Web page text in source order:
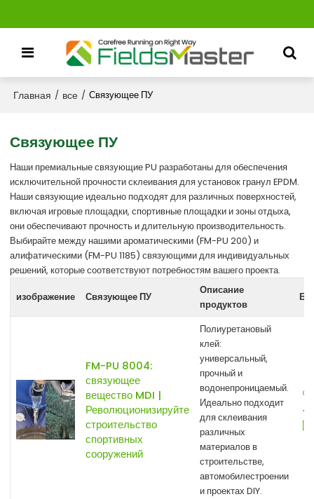
Главная / все / Связующее ПУ
Связующее ПУ
Наши премиальные связующие PU разработаны для обеспечения
исключительной прочности склеивания для установок гранул EPDM.
Наши связующие идеально подходят для различных поверхностей,
включая игровые площадки, спортивные площадки и зоны отдыха,
они обеспечивают прочность и длительную производительность.
Выбирайте между нашими ароматическими (FM-PU 200) и
алифатическими (FM-PU 1185) связующими для индивидуальных
решений, которые соответствуют потребностям вашего проекта.
изображение
Связующее ПУ
Описание
продуктов
FM-PU 8004:
связующее
вещество MDI |
Революционизируйте
строительство
спортивных
сооружений
Полиуретановый
клей:
универсальный,
прочный и
водонепроницаемый.
Идеально подходит
для склеивания
различных
материалов в
строительстве,
автомобилестроении
и проектах DIY.